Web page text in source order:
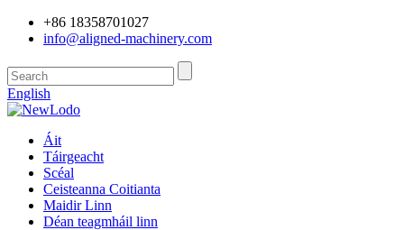
+86 18358701027
info@aligned-machinery.com
English
Áit
Táirgeacht
Scéal
Ceisteanna Coitianta
Maidir Linn
Déan teagmháil linn